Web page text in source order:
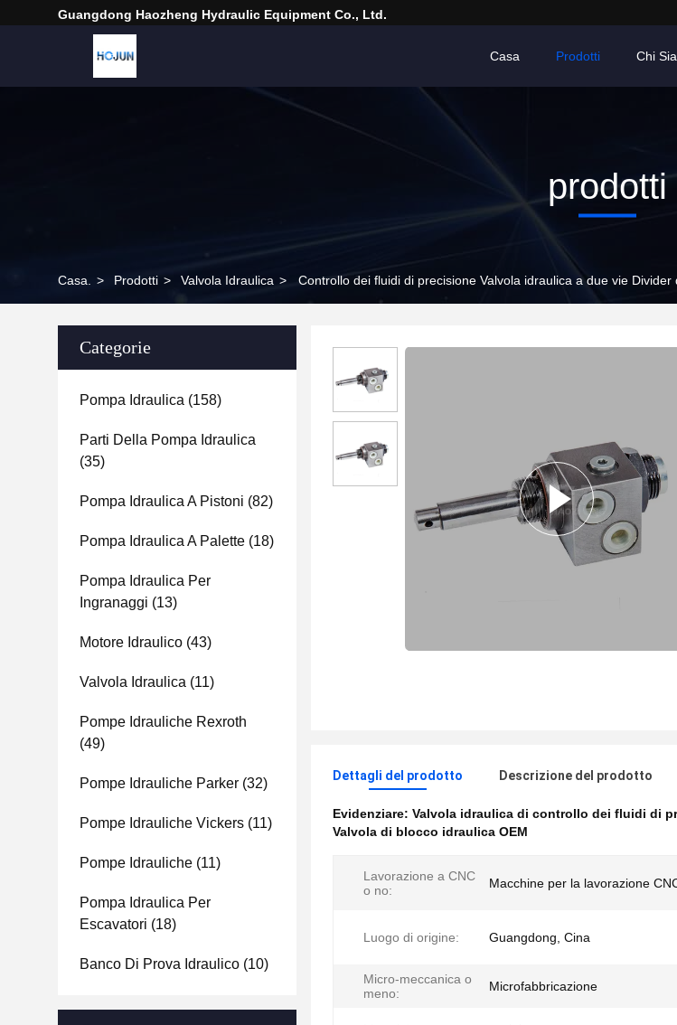
Guangdong Haozheng Hydraulic Equipment Co., Ltd.
Casa Prodotti Chi
prodotti
Casa. > Prodotti > Valvola Idraulica > Controllo dei fluidi di precisione Valvola idraulica a due vie
Categorie
Pompa Idraulica (158)
Parti Della Pompa Idraulica
(35)
Pompa Idraulica A Pistoni (82)
Pompa Idraulica A Palette (18)
Pompa Idraulica Per
Ingranaggi (13)
Motore Idraulico (43)
Valvola Idraulica (11)
Pompe Idrauliche Rexroth
(49)
Pompe Idrauliche Parker (32)
Pompe Idrauliche Vickers (11)
Pompe Idrauliche (11)
Pompa Idraulica Per
Escavatori (18)
Banco Di Prova Idraulico (10)
Dettagli del prodotto Descrizione del prodotto
Evidenziare: Valvola idraulica di controllo dei fluidi di
Valvola di blocco idraulica OEM
Lavorazione a CNC
o no:
Macchine per la lavorazione
Luogo di origine: Guangdong, Cina
Micro-meccanica o
meno:
Microfabbricazione